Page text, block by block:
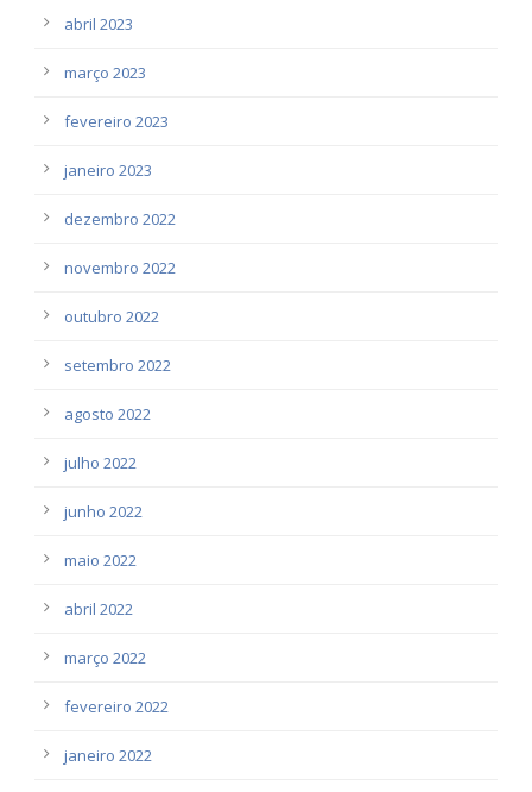
abril 2023
março 2023
fevereiro 2023
janeiro 2023
dezembro 2022
novembro 2022
outubro 2022
setembro 2022
agosto 2022
julho 2022
junho 2022
maio 2022
abril 2022
março 2022
fevereiro 2022
janeiro 2022